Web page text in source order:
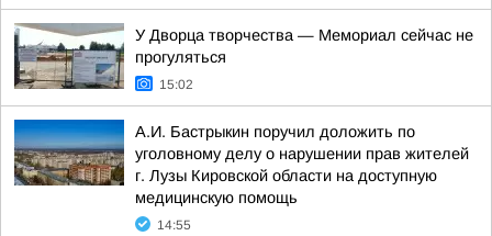
У Дворца творчества — Мемориал сейчас не
прогуляться
15:02
А.И. Бастрыкин поручил доложить по
уголовному делу о нарушении прав жителей
г. Лузы Кировской области на доступную
медицинскую помощь
14:55